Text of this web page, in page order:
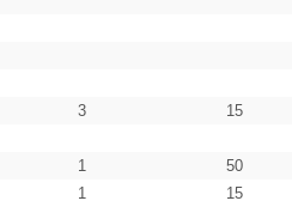
3
15
1
50
1
15